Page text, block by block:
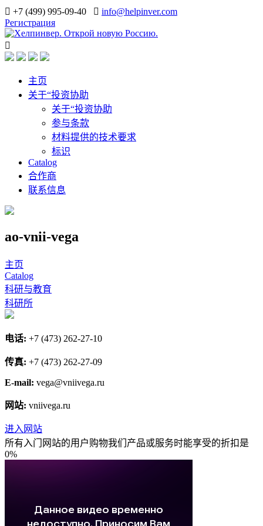
+7 (499) 995-09-40
info@helpinver.com
Регистрация
主页
关于“投资协助
关于“投资协助
参与条款
材料提供的技术要求
标识
Catalog
合作商
联系信息
ao-vnii-vega
主页
Catalog
科研与教育
科研所
电话: +7 (473) 262-27-10
传真: +7 (473) 262-27-09
E-mail: vega@vniivega.ru
网站: vniivega.ru
进入网站
所有入门网站的用户购物我们产品或服务时能享受的折扣是
0%